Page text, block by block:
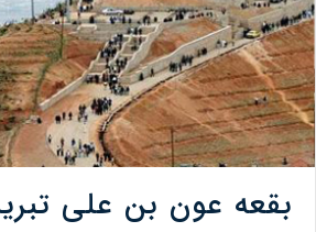
بقعه عون بن علی تبریز